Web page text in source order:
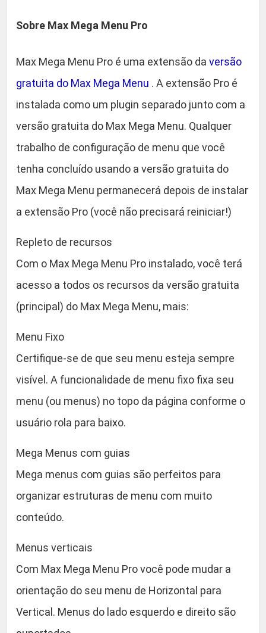
9
9
0
.
n
o
r
r
e
q
u
n
t
d
a
e
Sobre Max Mega Menu Pro
Max Mega Menu Pro é uma extensão da versão
gratuita do Max Mega Menu . A extensão Pro é
instalada como um plugin separado junto com a
versão gratuita do Max Mega Menu. Qualquer
trabalho de configuração de menu que você
tenha concluído usando a versão gratuita do
Max Mega Menu permanecerá depois de instalar
a extensão Pro (você não precisará reiniciar!)
Repleto de recursos
Com o Max Mega Menu Pro instalado, você terá
acesso a todos os recursos da versão gratuita
(principal) do Max Mega Menu, mais:
Menu Fixo
Certifique-se de que seu menu esteja sempre
visível. A funcionalidade de menu fixo fixa seu
menu (ou menus) no topo da página conforme o
usuário rola para baixo.
Mega Menus com guias
Mega menus com guias são perfeitos para
organizar estruturas de menu com muito
conteúdo.
Menus verticais
Com Max Mega Menu Pro você pode mudar a
orientação do seu menu de Horizontal para
Vertical. Menus do lado esquerdo e direito são